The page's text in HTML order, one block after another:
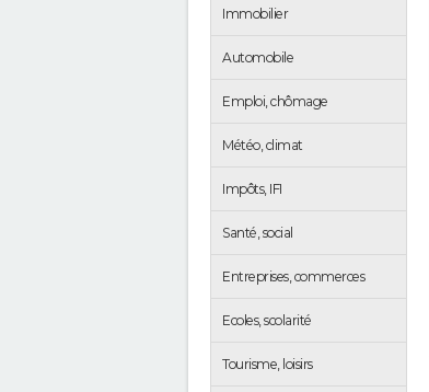
Immobilier
Automobile
Emploi, chômage
Météo, climat
Impôts, IFI
Santé, social
Entreprises, commerces
Ecoles, scolarité
Tourisme, loisirs